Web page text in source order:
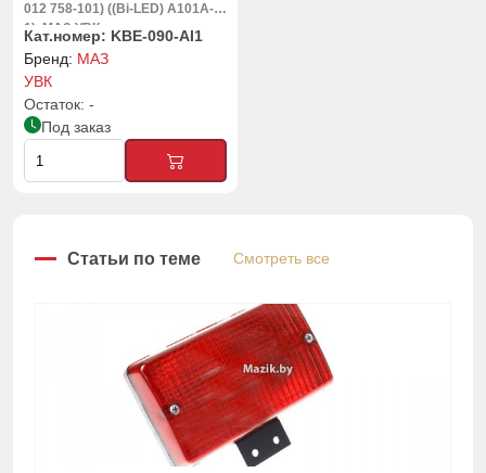
012 758-101) ((Bi-LED) A101A-
1), МАЗ УВК
KBE-090-AI1
МАЗ
УВК
-
Под заказ
Статьи по теме Смотреть все